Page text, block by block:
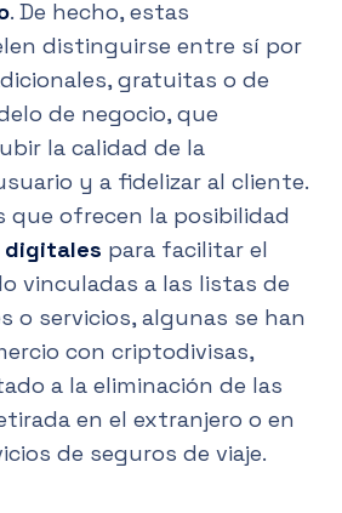
. De hecho, estas
distinguirse entre sí por
gratuitas o de
de negocio, que
la calidad de la
y a fidelizar al cliente.
que ofrecen la posibilidad
digitales para facilitar el
vinculadas a las listas de
o servicios, algunas se han
con criptodivisas,
a la eliminación de las
en el extranjero o en
de seguros de viaje.